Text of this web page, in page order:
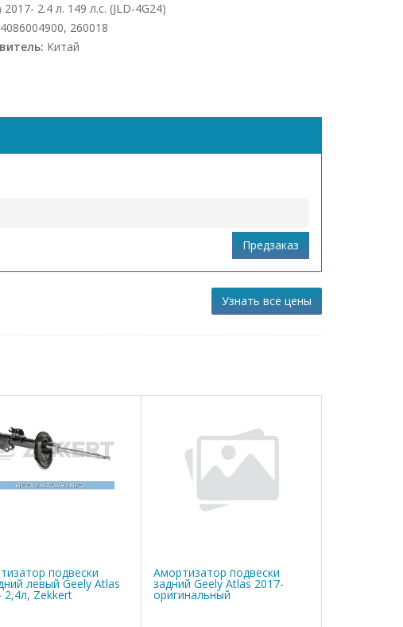
2.4 л. 149 л.с. (JLD-4G24)
4086004900, 260018
Китай
Узнать все цены
подвески
левый Geely Atlas
2,4л, Zekkert
Амортизатор подвески
задний Geely Atlas 2017-
оригинальный